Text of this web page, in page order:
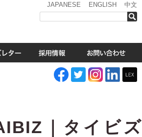
JAPANESE ENGLISH 中文
｜タイビズ